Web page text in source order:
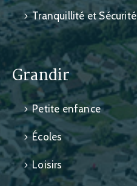
Tranquillité et Sécurité
Grandir
Petite enfance
Écoles
Loisirs